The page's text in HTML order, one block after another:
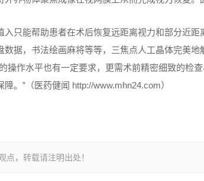
只能帮助患者在术后恢复远距离视力和部分近
据，书法绘画麻将等等，三焦点人工晶体完美
操作水平也有一定要求，更需术前精密细致的检
。”（医药健闻 http://www.mhn24.com）
点，转载请注明出处！